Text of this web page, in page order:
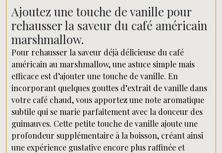
Ajoutez une touche de vanille pour
rehausser la saveur du café américain
marshmallow.
Pour rehausser la saveur déjà délicieuse du café
américain au marshmallow, une astuce simple mais
efficace est d’ajouter une touche de vanille. En
incorporant quelques gouttes d’extrait de vanille dans
votre café chaud, vous apportez une note aromatique
subtile qui se marie parfaitement avec la douceur des
guimauves. Cette petite touche de vanille ajoute une
profondeur supplémentaire à la boisson, créant ainsi
une expérience gustative encore plus raffinée et